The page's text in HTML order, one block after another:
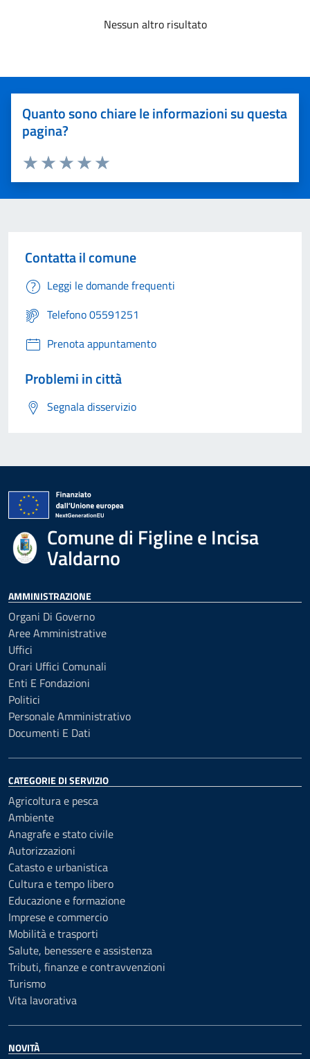
Nessun altro risultato
Quanto sono chiare le informazioni su questa
pagina?
Valuta 5 stelle su 5
Valuta 4 stelle su 5
Valuta 3 stelle su 5
Valuta 2 stelle su 5
Valuta 1 stelle su 5
Contatta il comune
Leggi le domande frequenti
Telefono 05591251
Prenota appuntamento
Problemi in città
Segnala disservizio
Comune di Figline e Incisa
Valdarno
AMMINISTRAZIONE
Organi Di Governo
Aree Amministrative
Uffici
Orari Uffici Comunali
Enti E Fondazioni
Politici
Personale Amministrativo
Documenti E Dati
CATEGORIE DI SERVIZIO
Agricoltura e pesca
Ambiente
Anagrafe e stato civile
Autorizzazioni
Catasto e urbanistica
Cultura e tempo libero
Educazione e formazione
Imprese e commercio
Mobilità e trasporti
Salute, benessere e assistenza
Tributi, finanze e contravvenzioni
Turismo
Vita lavorativa
NOVITÀ